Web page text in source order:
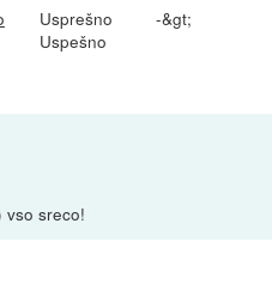
Usprešno -&gt;
Uspešno
vso sreco!